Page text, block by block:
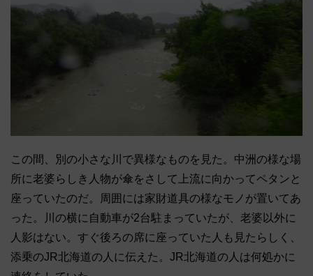
この間、別の小さな川で異様なものを見た。中洲の様な場
所に老婆らしき人物が傘をさして上流に向かってペタンと
座っていたのだ。周囲には家財道具の様なモノが置いてあ
った。川の横に自動車が2台駐まっていたが、老婆以外に
人影はない。すぐ後ろの席に座っていた人も見たらしく、
添乗のJR北海道の人に伝えた。JR北海道の人は何処かに